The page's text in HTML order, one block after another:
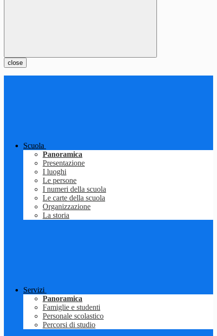
close
Scuola
Panoramica
Presentazione
I luoghi
Le persone
I numeri della scuola
Le carte della scuola
Organizzazione
La storia
Servizi
Panoramica
Famiglie e studenti
Personale scolastico
Percorsi di studio